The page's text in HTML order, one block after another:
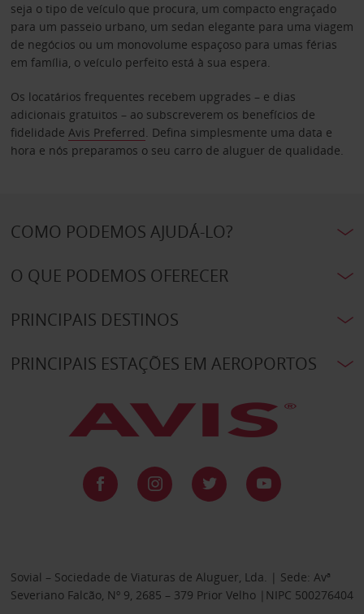
seja o tipo de veículo que procura, um compacto engraçado
para um passeio urbano, um sedan elegante para uma viagem
de negócios ou um monovolume espaçoso para umas férias
em família, o veículo perfeito está à sua espera.
Os locatários frequentes recebem upgrades – e dias
adicionais gratuitos – ao subscreverem os benefícios de
fidelidade Avis Preferred. Defina simplesmente uma data e
hora e nós preparamos o seu carro de aluguer de qualidade.
COMO PODEMOS AJUDÁ-LO?
O QUE PODEMOS OFERECER
PRINCIPAIS DESTINOS
PRINCIPAIS ESTAÇÕES EM AEROPORTOS
Sovial – Sociedade de Viaturas de Aluguer, Lda. | Sede: Avª
Severiano Falcão, Nº 9, 2685 – 379 Prior Velho |NIPC 500276404